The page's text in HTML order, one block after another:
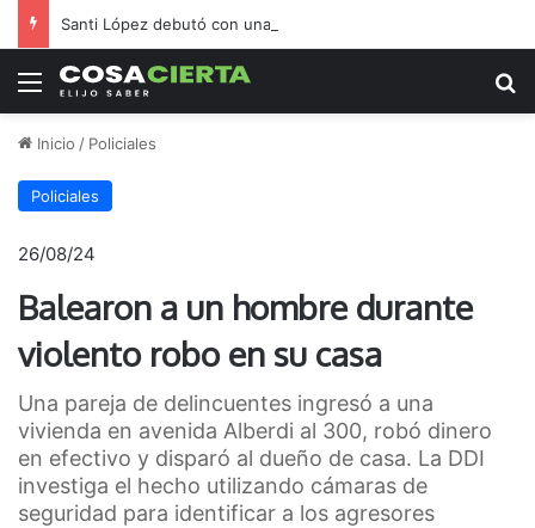
Santi López debutó con una victoria en El Tala
Menú
Inicio / Policiales
Policiales
26/08/24
Balearon a un hombre durante
violento robo en su casa
Una pareja de delincuentes ingresó a una
vivienda en avenida Alberdi al 300, robó dinero
en efectivo y disparó al dueño de casa. La DDI
investiga el hecho utilizando cámaras de
seguridad para identificar a los agresores